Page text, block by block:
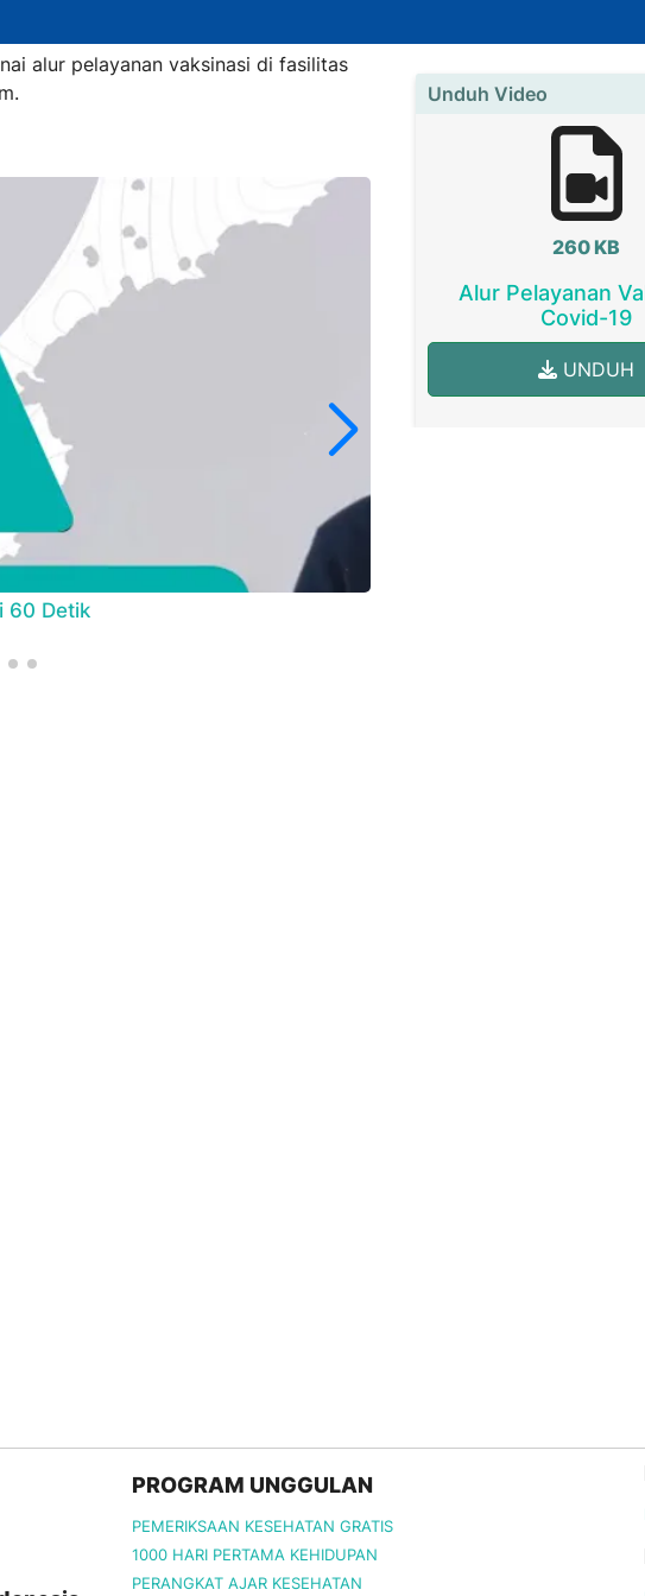
alur pelayanan vaksinasi di fasilitas
60 Detik Video ILM Keamanan
Unduh Video
260 KB
Alur Pelayanan
Covid-19
UNDUH
PROGRAM UNGGULAN
PEMERIKSAAN KESEHATAN GRATIS
1000 HARI PERTAMA KEHIDUPAN
PERANGKAT AJAR KESEHATAN